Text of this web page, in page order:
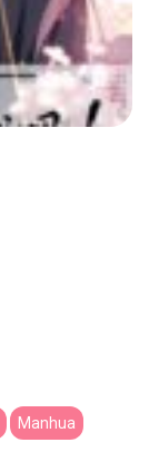
Manhua